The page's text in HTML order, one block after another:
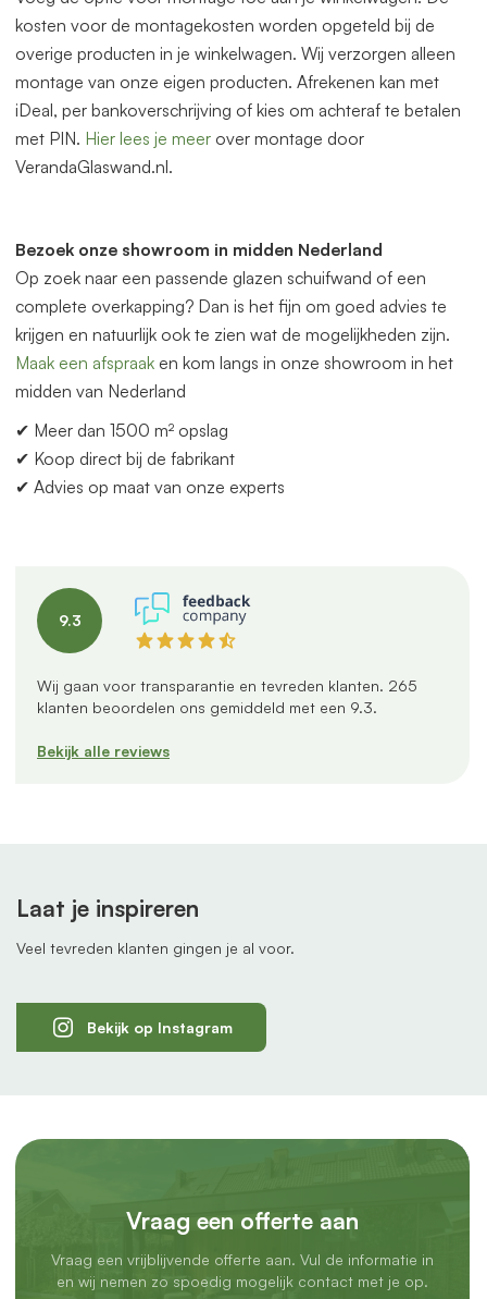
kosten voor de montagekosten worden opgeteld bij de
overige producten in je winkelwagen. Wij verzorgen alleen
montage van onze eigen producten. Afrekenen kan met
iDeal, per bankoverschrijving of kies om achteraf te betalen
met PIN. Hier lees je meer over montage door
VerandaGlaswand.nl.
Bezoek onze showroom in midden Nederland
Op zoek naar een passende glazen schuifwand of een
complete overkapping? Dan is het fijn om goed advies te
krijgen en natuurlijk ook te zien wat de mogelijkheden zijn.
Maak een afspraak en kom langs in onze showroom in het
midden van Nederland
✔ Meer dan 1500 m² opslag
✔ Koop direct bij de fabrikant
✔ Advies op maat van onze experts
9.3
Wij gaan voor transparantie en tevreden klanten. 265
klanten beoordelen ons gemiddeld met een 9.3.
Bekijk alle reviews
Laat je inspireren
Veel tevreden klanten gingen je al voor.
Bekijk op Instagram
Vraag een offerte aan
Vraag een vrijblijvende offerte aan. Vul de informatie in
en wij nemen zo spoedig mogelijk contact met je op.